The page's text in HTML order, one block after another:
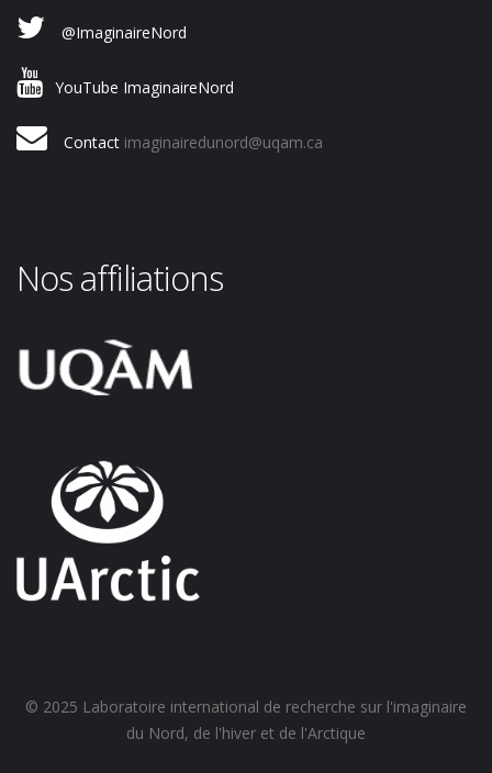
@ImaginaireNord
YouTube ImaginaireNord
Contact imaginairedunord@uqam.ca
Nos affiliations
© 2025 Laboratoire international de recherche sur l'imaginaire
du Nord, de l'hiver et de l'Arctique